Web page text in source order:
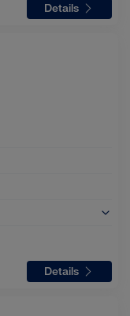
Details
Details